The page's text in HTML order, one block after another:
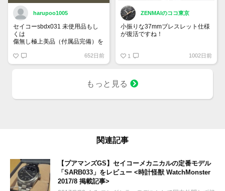
harupoo1005
セイコーsbdx031 未使用品もし
くは
傷無し極上美品（付属品完備）を
652日前
ZENMAIのココ東京
小振りな37mmブレスレット仕様
が復活ですね！
1 1002日前
もっと見る
関連記事
【プアマンズGS】セイコーメカニカルの定番モデル
「SARB033」をレビュー <時計怪獣 WatchMonster
2017/8 掲載記事>